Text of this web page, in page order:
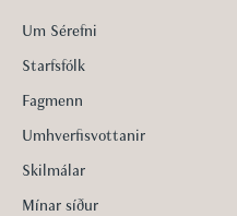
Um Sérefni
Starfsfólk
Fagmenn
Umhverfisvottanir
Skilmálar
Mínar síður